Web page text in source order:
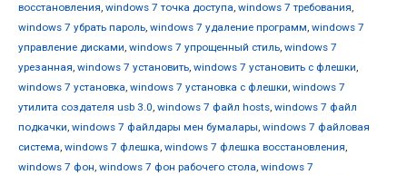
восстановления, windows 7 точка доступа, windows 7 требования,
windows 7 убрать пароль, windows 7 удаление программ, windows 7
управление дисками, windows 7 упрощенный стиль, windows 7
урезанная, windows 7 установить, windows 7 установить с флешки,
windows 7 установка, windows 7 установка с флешки, windows 7
утилита создателя usb 3.0, windows 7 файл hosts, windows 7 файл
подкачки, windows 7 файлдары мен бумалары, windows 7 файловая
система, windows 7 флешка, windows 7 флешка восстановления,
windows 7 фон, windows 7 фон рабочего стола, windows 7